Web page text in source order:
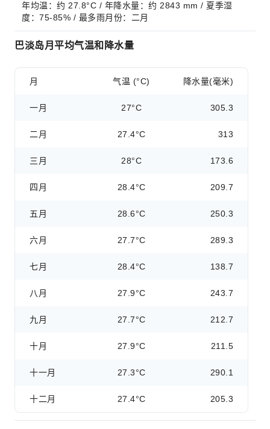
年均温：约 27.8°C / 年降水量：约 2843 mm / 夏季湿
度：75-85% / 最多雨月份：二月
巴淡岛月平均气温和降水量
月 气温 (°C) 降水量(毫米)
一月 27°C 305.3
二月 27.4°C 313
三月 28°C 173.6
四月 28.4°C 209.7
五月 28.6°C 250.3
六月 27.7°C 289.3
七月 28.4°C 138.7
八月 27.9°C 243.7
九月 27.7°C 212.7
十月 27.9°C 211.5
十一月 27.3°C 290.1
十二月 27.4°C 205.3